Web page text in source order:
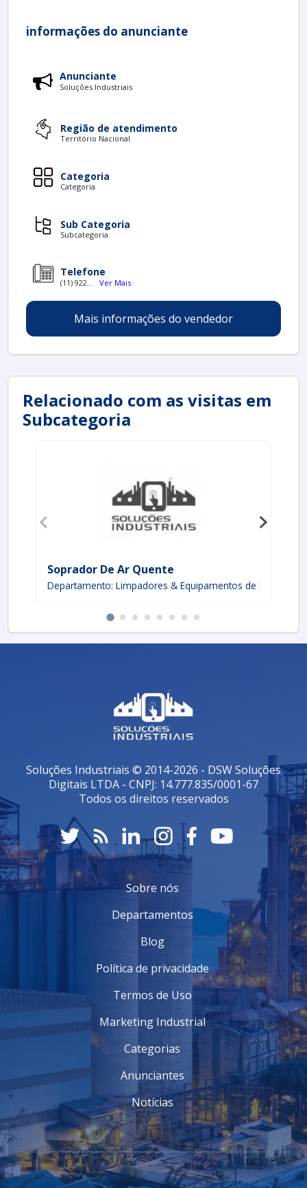
informações do anunciante
Anunciante
Soluções Industriais
Região de atendimento
Território Nacional
Categoria
Categoria
Sub Categoria
Subcategoria
Telefone
(11) 922... Ver Mais
Mais informações do vendedor
Relacionado com as visitas em
Subcategoria
Soprador De Ar Quente
Departamento: Limpadores & Equipamentos de limpeza
Soluções Industriais © 2014-2026 - DSW Soluções
Digitais LTDA - CNPJ: 14.777.835/0001-67
Todos os direitos reservados
Sobre nós
Departamentos
Blog
Política de privacidade
Termos de Uso
Marketing Industrial
Categorias
Anunciantes
Notícias